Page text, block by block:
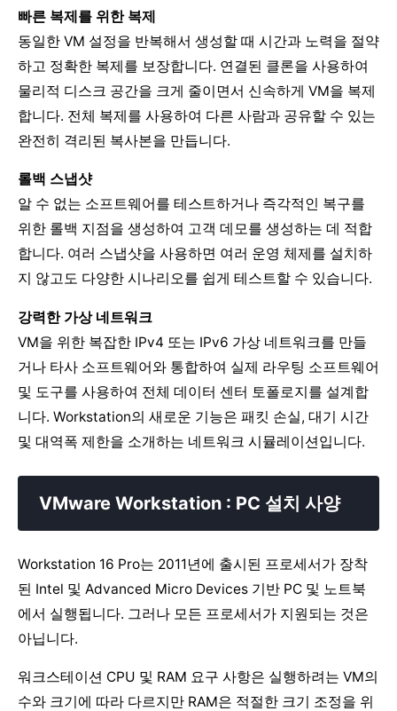
빠른 복제를 위한 복제
동일한 VM 설정을 반복해서 생성할 때 시간과 노력을 절약
하고 정확한 복제를 보장합니다. 연결된 클론을 사용하여
물리적 디스크 공간을 크게 줄이면서 신속하게 VM을 복제
합니다. 전체 복제를 사용하여 다른 사람과 공유할 수 있는
완전히 격리된 복사본을 만듭니다.
롤백 스냅샷
알 수 없는 소프트웨어를 테스트하거나 즉각적인 복구를
위한 롤백 지점을 생성하여 고객 데모를 생성하는 데 적합
합니다. 여러 스냅샷을 사용하면 여러 운영 체제를 설치하
지 않고도 다양한 시나리오를 쉽게 테스트할 수 있습니다.
강력한 가상 네트워크
VM을 위한 복잡한 IPv4 또는 IPv6 가상 네트워크를 만들
거나 타사 소프트웨어와 통합하여 실제 라우팅 소프트웨어
및 도구를 사용하여 전체 데이터 센터 토폴로지를 설계합
니다. Workstation의 새로운 기능은 패킷 손실, 대기 시간
및 대역폭 제한을 소개하는 네트워크 시뮬레이션입니다.
VMware Workstation : PC 설치 사양
Workstation 16 Pro는 2011년에 출시된 프로세서가 장착
된 Intel 및 Advanced Micro Devices 기반 PC 및 노트북
에서 실행됩니다. 그러나 모든 프로세서가 지원되는 것은
아닙니다.
워크스테이션 CPU 및 RAM 요구 사항은 실행하려는 VM의
수와 크기에 따라 다르지만 RAM은 적절한 크기 조정을 위